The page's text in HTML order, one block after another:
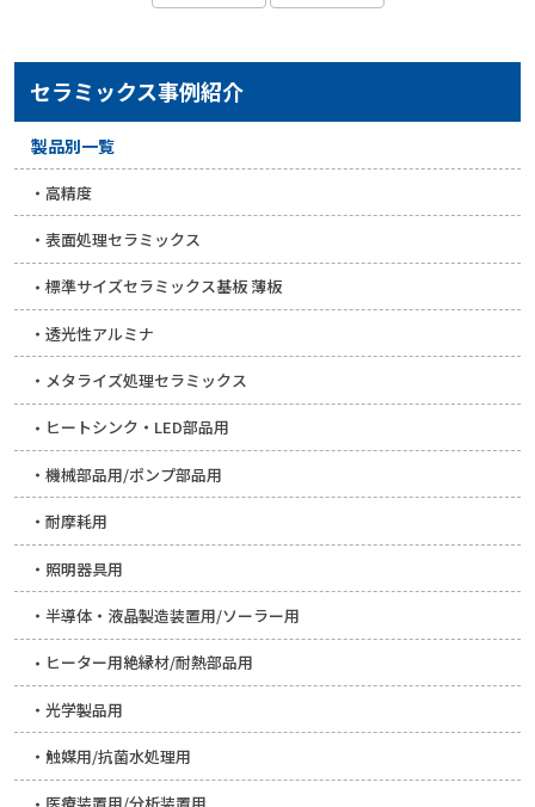
セラミックス事例紹介
製品別一覧
高精度
表面処理セラミックス
標準サイズセラミックス基板 薄板
透光性アルミナ
メタライズ処理セラミックス
ヒートシンク・LED部品用
機械部品用/ポンプ部品用
耐摩耗用
照明器具用
半導体・液晶製造装置用/ソーラー用
ヒーター用絶縁材/耐熱部品用
光学製品用
触媒用/抗菌水処理用